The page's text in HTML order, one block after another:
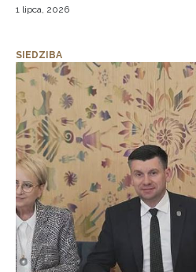
1 lipca, 2026
SIEDZIBA